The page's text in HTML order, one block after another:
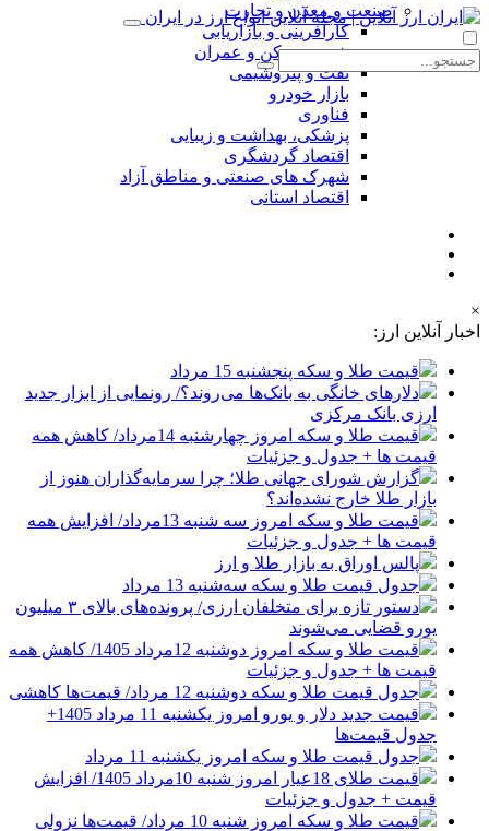
صنعت و معدن و تجارت
کارآفرینی و بازاریابی
شهر، مسکن و عمران
نفت و پتروشیمی
بازار خودرو
فناوری
پزشکی، بهداشت و زیبایی
اقتصاد گردشگری
شهرک های صنعتی و مناطق آزاد
اقتصاد استانی
×
اخبار آنلاین ارز:
قیمت طلا و سکه پنجشنبه 15 مرداد
دلارهای خانگی به بانک‌ها می‌روند؟/ رونمایی از ابزار جدید
ارزی بانک مرکزی
قیمت طلا و سکه امروز چهارشنبه 14مرداد/ کاهش همه
قیمت ها + جدول و جزئیات
گزارش شورای جهانی طلا؛ چرا سرمایه‌گذاران هنوز از
بازار طلا خارج نشده‌اند؟
قیمت طلا و سکه امروز سه شنبه 13مرداد/ افزایش همه
قیمت ها + جدول و جزئیات
پالس اوراق به بازار طلا و ارز
جدول قیمت طلا و سکه سه‌شنبه 13 مرداد
دستور تازه برای متخلفان ارزی/ پرونده‌های بالای ۳ میلیون
یورو قضایی می‌شوند
قیمت طلا و سکه امروز دوشنبه 12مرداد 1405/ کاهش همه
قیمت ها + جدول و جزئیات
جدول قیمت طلا و سکه دوشنبه 12 مرداد/ قیمت‌ها کاهشی
قیمت جدید دلار و یورو امروز یکشنبه 11 مرداد 1405+
جدول قیمت‌ها
جدول قیمت طلا و سکه امروز یکشنبه 11 مرداد
قیمت طلای 18عیار امروز شنبه 10مرداد 1405/ افزایش
قیمت + جدول و جزئیات
قیمت طلا و سکه امروز شنبه 10 مرداد/ قیمت‌ها نزولی